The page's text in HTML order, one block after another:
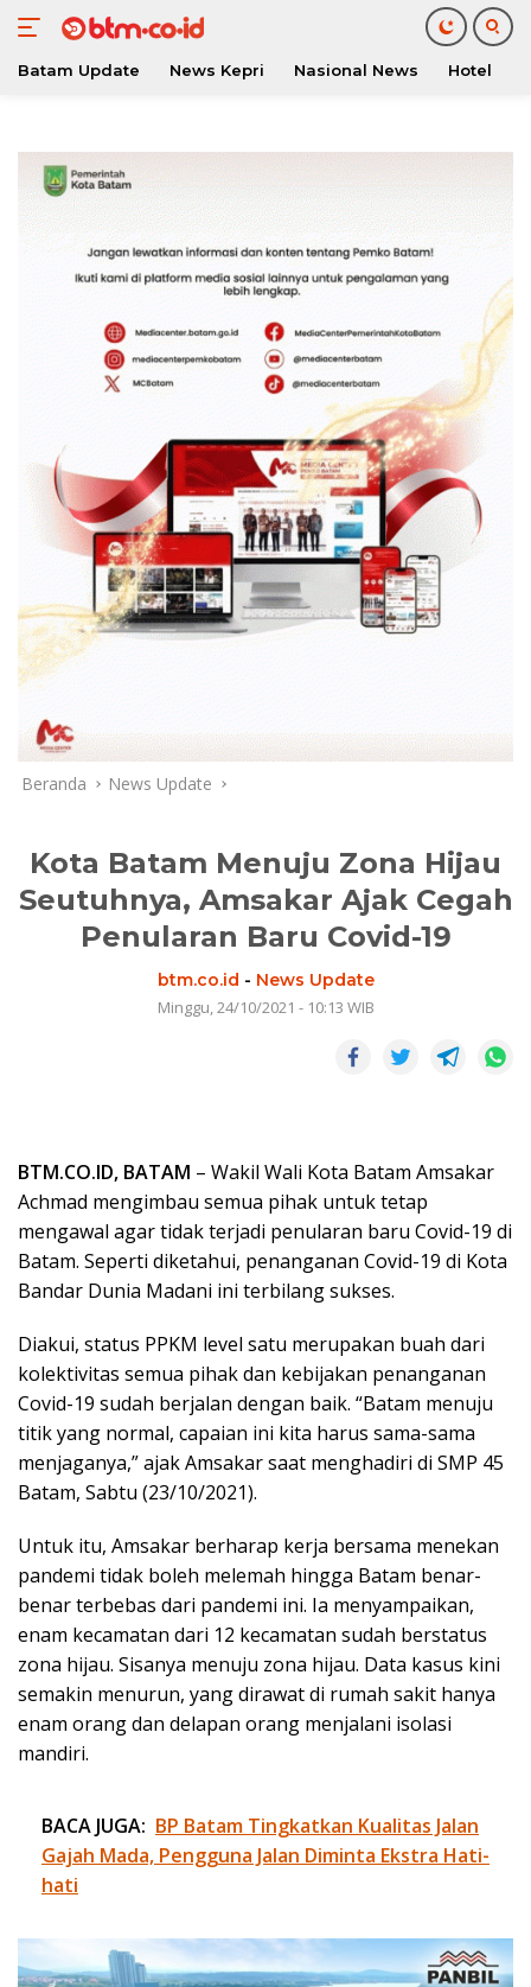
konten
Batam Update News Kepri Nasional News Hotel
Beranda News Update
Kota Batam Menuju Zona Hijau
Seutuhnya, Amsakar Ajak Cegah
Penularan Baru Covid-19
btm.co.id - News Update
Minggu, 24/10/2021 - 10:13 WIB
BTM.CO.ID, BATAM – Wakil Wali Kota Batam Amsakar
Achmad mengimbau semua pihak untuk tetap
mengawal agar tidak terjadi penularan baru Covid-19 di
Batam. Seperti diketahui, penanganan Covid-19 di Kota
Bandar Dunia Madani ini terbilang sukses.
Diakui, status PPKM level satu merupakan buah dari
kolektivitas semua pihak dan kebijakan penanganan
Covid-19 sudah berjalan dengan baik. “Batam menuju
titik yang normal, capaian ini kita harus sama-sama
menjaganya,” ajak Amsakar saat menghadiri di SMP 45
Batam, Sabtu (23/10/2021).
Untuk itu, Amsakar berharap kerja bersama menekan
pandemi tidak boleh melemah hingga Batam benar-
benar terbebas dari pandemi ini. Ia menyampaikan,
enam kecamatan dari 12 kecamatan sudah berstatus
zona hijau. Sisanya menuju zona hijau. Data kasus kini
semakin menurun, yang dirawat di rumah sakit hanya
enam orang dan delapan orang menjalani isolasi
mandiri.
BACA JUGA: BP Batam Tingkatkan Kualitas Jalan
Gajah Mada, Pengguna Jalan Diminta Ekstra Hati-
hati